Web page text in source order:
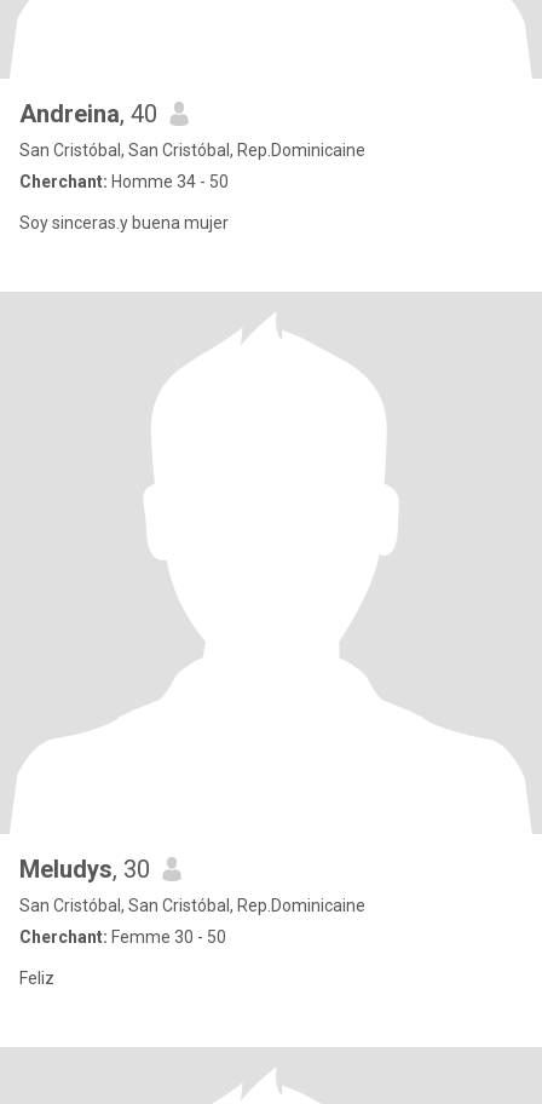
Andreina, 40
San Cristóbal, San Cristóbal, Rep.Dominicaine
Cherchant: Homme 34 - 50
Soy sinceras.y buena mujer
Meludys, 30
San Cristóbal, San Cristóbal, Rep.Dominicaine
Cherchant: Femme 30 - 50
Feliz